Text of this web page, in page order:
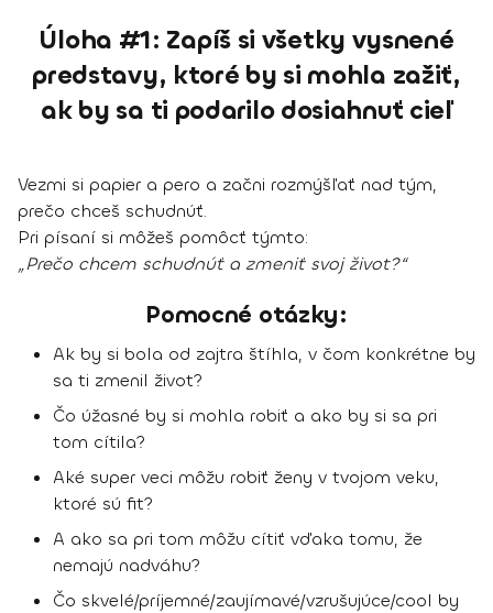
Úloha #1: Zapíš si všetky vysnené
predstavy, ktoré by si mohla zažiť,
ak by sa ti podarilo dosiahnuť cieľ
Vezmi si papier a pero a začni rozmýšľať nad tým,
prečo chceš schudnúť.
Pri písaní si môžeš pomôcť týmto:
„Prečo chcem schudnúť a zmeniť svoj život?“
Pomocné otázky:
Ak by si bola od zajtra štíhla, v čom konkrétne by
sa ti zmenil život?
Čo úžasné by si mohla robiť a ako by si sa pri
tom cítila?
Aké super veci môžu robiť ženy v tvojom veku,
ktoré sú fit?
A ako sa pri tom môžu cítiť vďaka tomu, že
nemajú nadváhu?
Čo skvelé/príjemné/zaujímavé/vzrušujúce/cool by